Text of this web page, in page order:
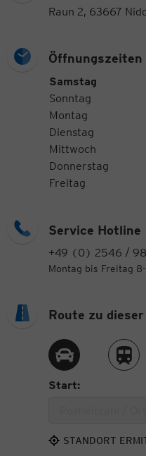
Raun 2, 63667
Öffnungszeiten
Öffnungszeiten
Wochentag
Samstag
Sonntag
Montag
Dienstag
Mittwoch
Donnerstag
Freitag
Service Hotline
+49 (0) 2546 /
Montag bis Freitag
Route zu
Route per Auto
Start:
STANDORT